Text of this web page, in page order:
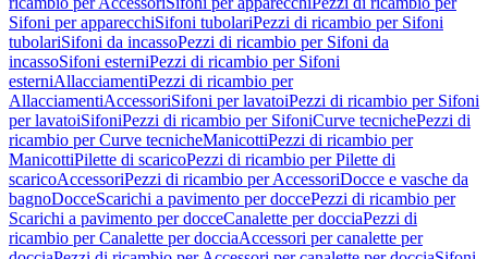
Sifoni per apparecchiSifoni tubolariPezzi di ricambio per Sifoni
tubolariSifoni da incassoPezzi di ricambio per Sifoni da
incassoSifoni esterniPezzi di ricambio per Sifoni
esterniAllacciamentiPezzi di ricambio per
AllacciamentiAccessoriSifoni per lavatoiPezzi di ricambio per Sifoni
per lavatoiSifoniPezzi di ricambio per SifoniCurve tecnichePezzi di
ricambio per Curve tecnicheManicottiPezzi di ricambio per
ManicottiPilette di scaricoPezzi di ricambio per Pilette di
scaricoAccessoriPezzi di ricambio per AccessoriDocce e vasche da
bagnoDocceScarichi a pavimento per doccePezzi di ricambio per
Scarichi a pavimento per docceCanalette per docciaPezzi di
ricambio per Canalette per docciaAccessori per canalette per